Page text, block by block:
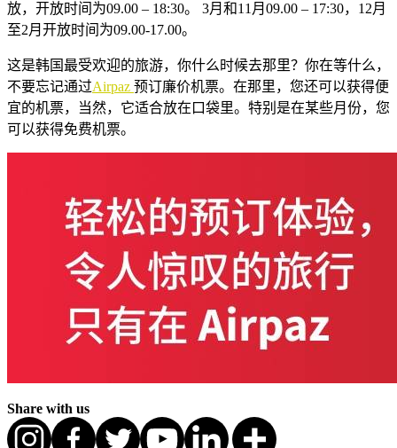
放，开放时间为09.00 – 18:30。 3月和11月09.00 – 17:30，12月
至2月开放时间为09.00-17.00。
这是韩国最受欢迎的旅游，你什么时候去那里？你在等什么，
不要忘记通过Airpaz 预订廉价机票。在那里，您还可以获得便
宜的机票，当然，它适合放在口袋里。特别是在某些月份，您
可以获得免费机票。
Share with us